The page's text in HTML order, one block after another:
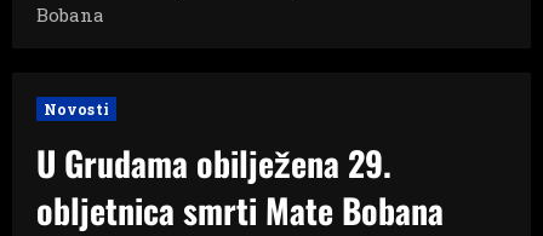
Bobana
Novosti
U Grudama obilježena 29.
obljetnica smrti Mate Bobana